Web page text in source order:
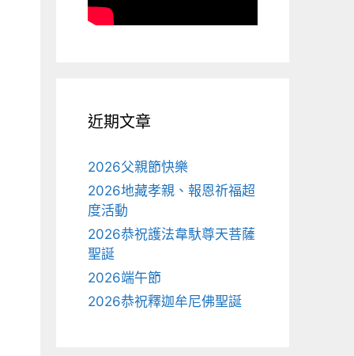
近期文章
2026父親節快樂
2026地藏孝親、報恩祈福超
度活動
2026恭祝護法韋馱尊天菩薩
聖誕
2026端午節
2026恭祝釋迦牟尼佛聖誕